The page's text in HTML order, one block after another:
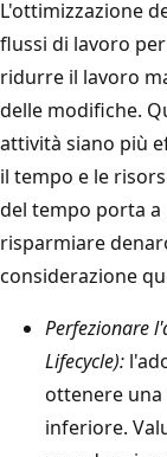
L'ottimizzazione
flussi di lavoro
ridurre il lavoro
delle modifiche.
attività siano più
il tempo e le
del tempo porta
risparmiare
considerazione
Perfezionare
Lifecycle):
ottenere una
inferiore.